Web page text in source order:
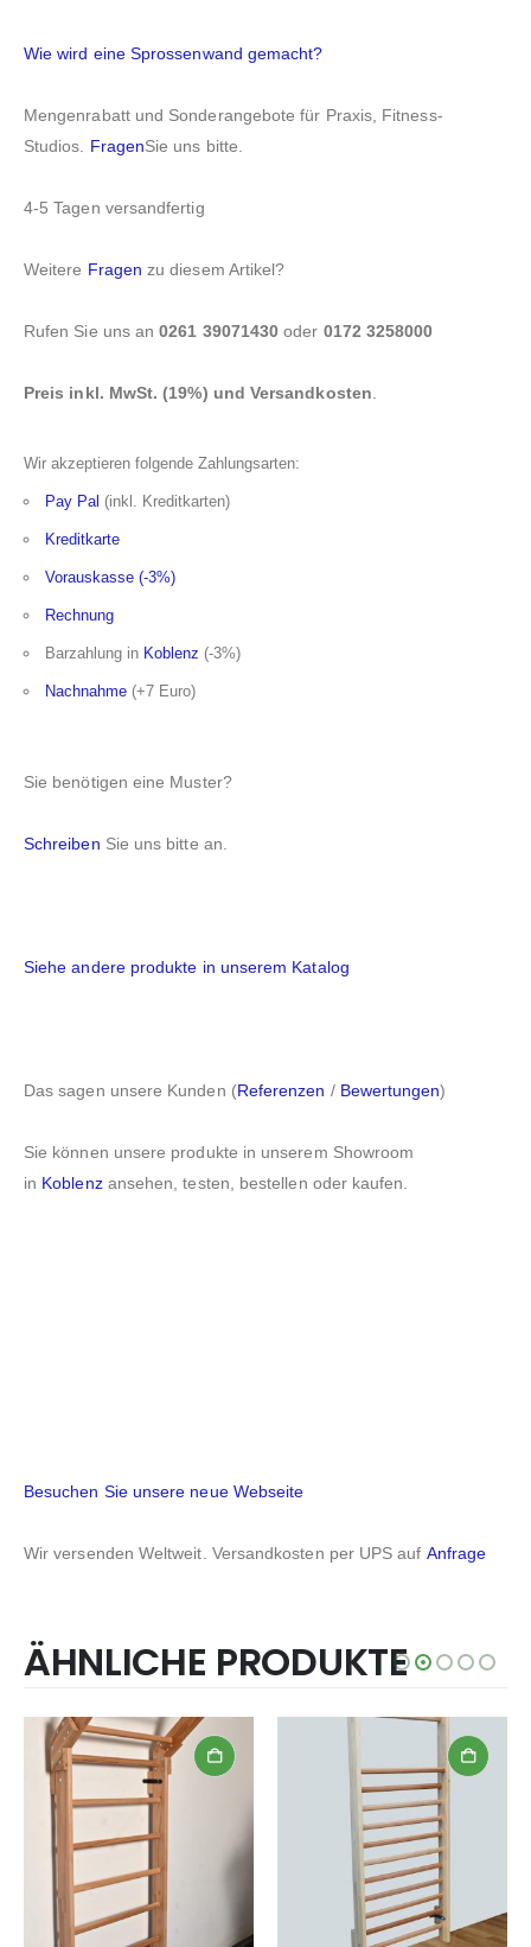
Wie wird eine Sprossenwand gemacht?
Mengenrabatt und Sonderangebote für Praxis, Fitness-
Studios. FragenSie uns bitte.
4-5 Tagen versandfertig
Weitere Fragen zu diesem Artikel?
Rufen Sie uns an0261 39071430 oder 0172 3258000
Preis inkl. MwSt. (19%) und Versandkosten
Wir akzeptieren folgende Zahlungsarten:
Pay Pal (inkl. Kreditkarten)
Kreditkarte
Vorauskasse (-3%)
Rechnung
Barzahlung in Koblenz (-3%)
Nachnahme (+7 Euro)
Sie benötigen eine Muster?
Schreiben Sie uns bitte an.
Siehe andere produkte in unserem Katalog
Das sagen unsere Kunden (Referenzen / Bewertungen)
Sie können unsere produkte in unserem Showroom
in Koblenzansehen, testen, bestellen oder kaufen.
Besuchen Sie unsere neue Webseite
Wir versenden Weltweit. Versandkosten per UPS auf Anfrage
ÄHNLICHE PRODUKTE